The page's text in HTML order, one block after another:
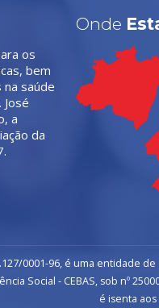
os
bem
saúde
a
da
Onde
0001-96, é uma
Social - CEBAS, sob nº
é isenta